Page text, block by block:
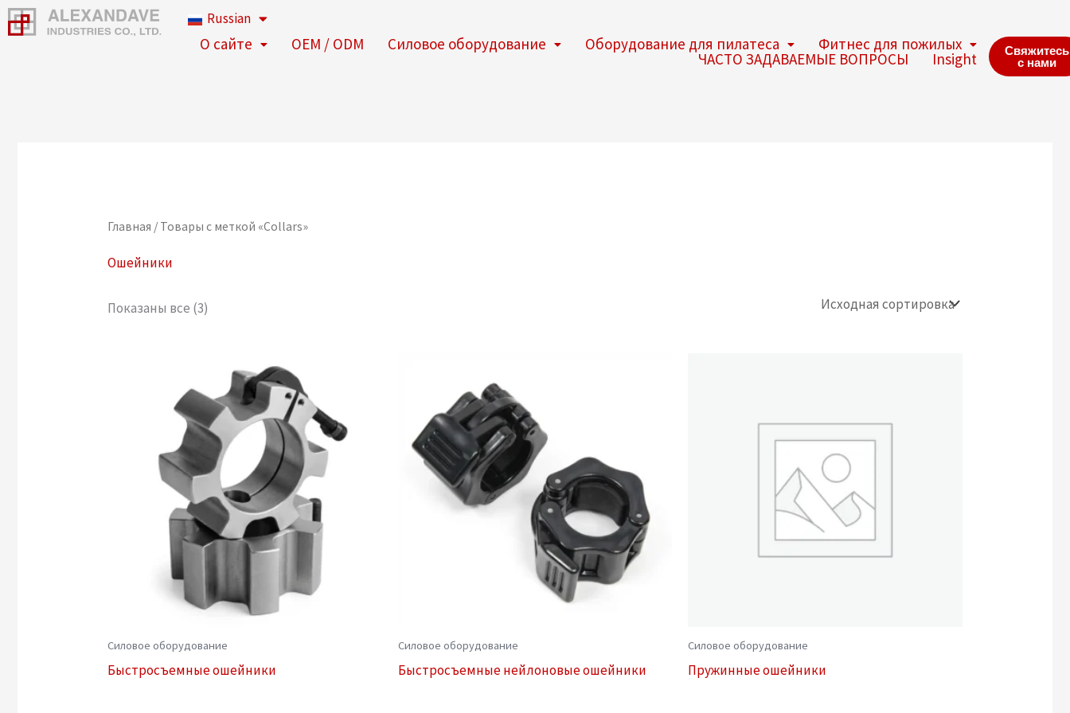
Перейти
Russian
О сайте OEM / ODM Силовое оборудование Оборудование для пилатеса Фитнес для пожилых
ЧАСТО ЗАДАВАЕМЫЕ ВОПРОСЫ Insight Свяжитесь
с нами
Главная / Товары с меткой «Collars»
Ошейники
Показаны все (3)
Силовое оборудование
Быстросъемные ошейники
Силовое оборудование
Быстросъемные нейлоновые ошейники
Силовое оборудование
Пружинные ошейники